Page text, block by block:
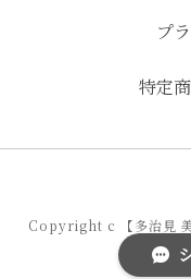
プ
特定
Copyright c 【多治見